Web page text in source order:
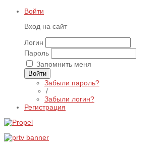
Войти
Вход на сайт
Логин
Пароль
Запомнить меня
Войти
Забыли пароль?
/
Забыли логин?
Регистрация